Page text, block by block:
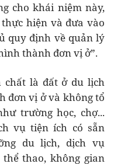
cho khái niệm này,
hiện và đưa vào
quy định về quản lý
thành đơn vị ở”.
chất là đất ở du lịch
đơn vị ở và không tổ
trường học, chợ...
vụ tiện ích có sẵn
du lịch, dịch vụ
thao, không gian